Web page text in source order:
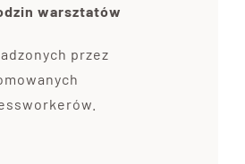
warsztatów
przez